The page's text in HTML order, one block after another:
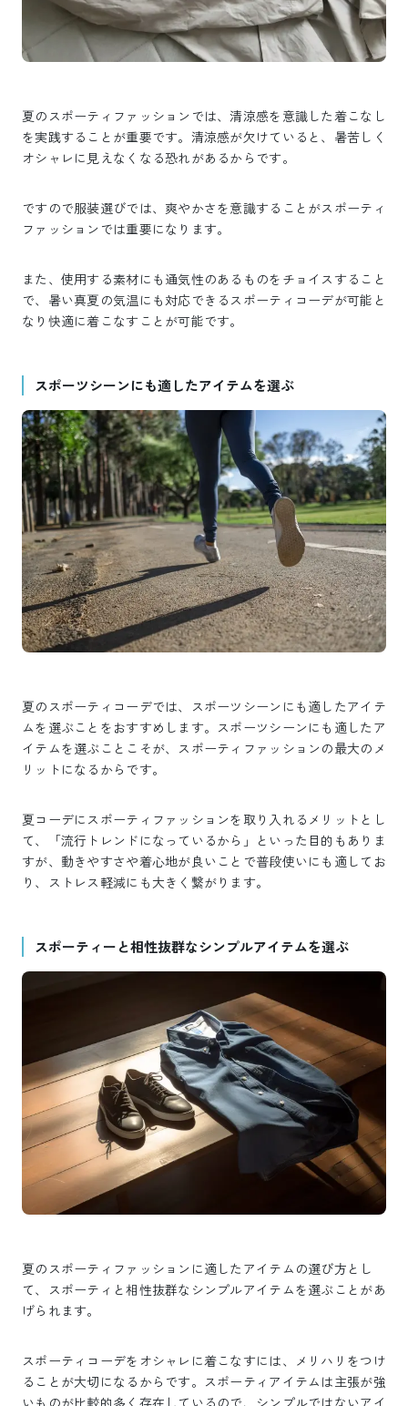
夏のスポーティファッションでは、清涼感を意識した着こなし
を実践することが重要です。清涼感が欠けていると、暑苦しく
オシャレに見えなくなる恐れがあるからです。
ですので服装選びでは、爽やかさを意識することがスポーティ
ファッションでは重要になります。
また、使用する素材にも通気性のあるものをチョイスすること
で、暑い真夏の気温にも対応できるスポーティコーデが可能と
なり快適に着こなすことが可能です。
スポーツシーンにも適したアイテムを選ぶ
夏のスポーティコーデでは、スポーツシーンにも適したアイテ
ムを選ぶことをおすすめします。スポーツシーンにも適したア
イテムを選ぶことこそが、スポーティファッションの最大のメ
リットになるからです。
夏コーデにスポーティファッションを取り入れるメリットとし
て、「流行トレンドになっているから」といった目的もありま
すが、動きやすさや着心地が良いことで普段使いにも適してお
り、ストレス軽減にも大きく繋がります。
スポーティーと相性抜群なシンプルアイテムを選ぶ
夏のスポーティファッションに適したアイテムの選び方とし
て、スポーティと相性抜群なシンプルアイテムを選ぶことがあ
げられます。
スポーティコーデをオシャレに着こなすには、メリハリをつけ
ることが大切になるからです。スポーティアイテムは主張が強